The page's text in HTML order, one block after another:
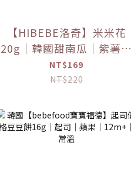
【HIBEBE洛奇】米米花
20g｜韓國甜南瓜｜紫薯｜
韓國蘋果＋胡蘿蔔｜
7m+｜常溫
NT$169
NT$220